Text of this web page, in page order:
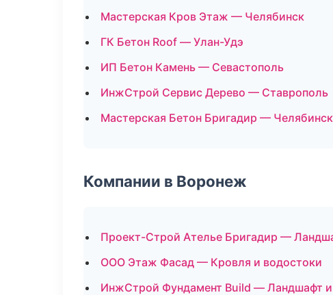
Мастерская Кров Этаж — Челябинск
ГК Бетон Roof — Улан-Удэ
ИП Бетон Камень — Севастополь
ИнжСтрой Сервис Дерево — Ставрополь
Мастерская Бетон Бригадир — Челябинск
Компании в Воронеж
Проект-Строй Ателье Бригадир —
ООО Этаж Фасад — Кровля и водостоки
ИнжСтрой Фундамент Build — Ландшафт и